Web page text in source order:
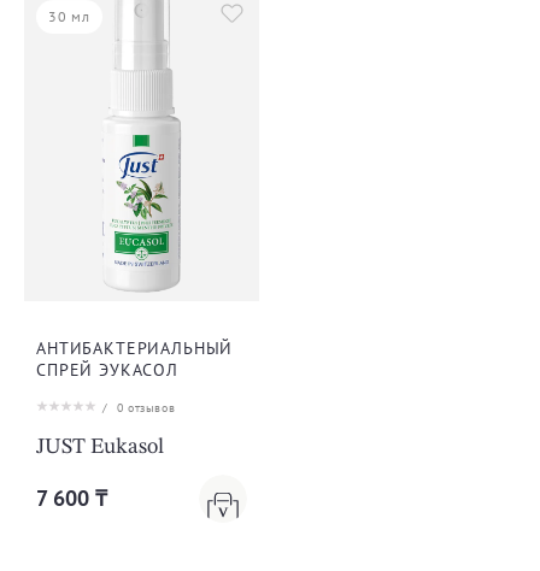
30 мл
АНТИБАКТЕРИАЛЬНЫЙ
СПРЕЙ ЭУКАСОЛ
/ 0 отзывов
JUST Eukasol
7 600 ₸